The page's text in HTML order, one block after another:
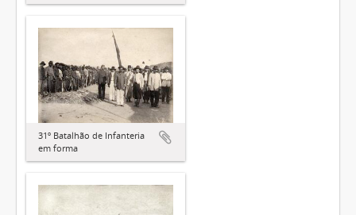
31º Batalhão de Infanteria
em forma